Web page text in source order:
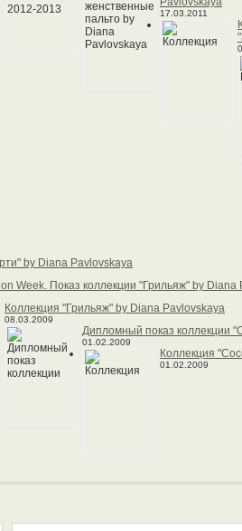
17.03.2011
by Diana Pavlovskaya
Week. Показ коллекции "Грильяж" by Diana
Коллекция "Грильяж" by Diana Pavlovskaya
08.03.2009
Дипломный показ коллекции
01.02.2009
Коллекция
01.02.2009